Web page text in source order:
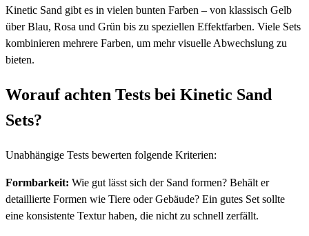
Kinetic Sand gibt es in vielen bunten Farben – von klassisch Gelb
über Blau, Rosa und Grün bis zu speziellen Effektfarben. Viele Sets
kombinieren mehrere Farben, um mehr visuelle Abwechslung zu
bieten.
Worauf achten Tests bei Kinetic Sand
Sets?
Unabhängige Tests bewerten folgende Kriterien:
Formbarkeit: Wie gut lässt sich der Sand formen? Behält er
detaillierte Formen wie Tiere oder Gebäude? Ein gutes Set sollte
eine konsistente Textur haben, die nicht zu schnell zerfällt.